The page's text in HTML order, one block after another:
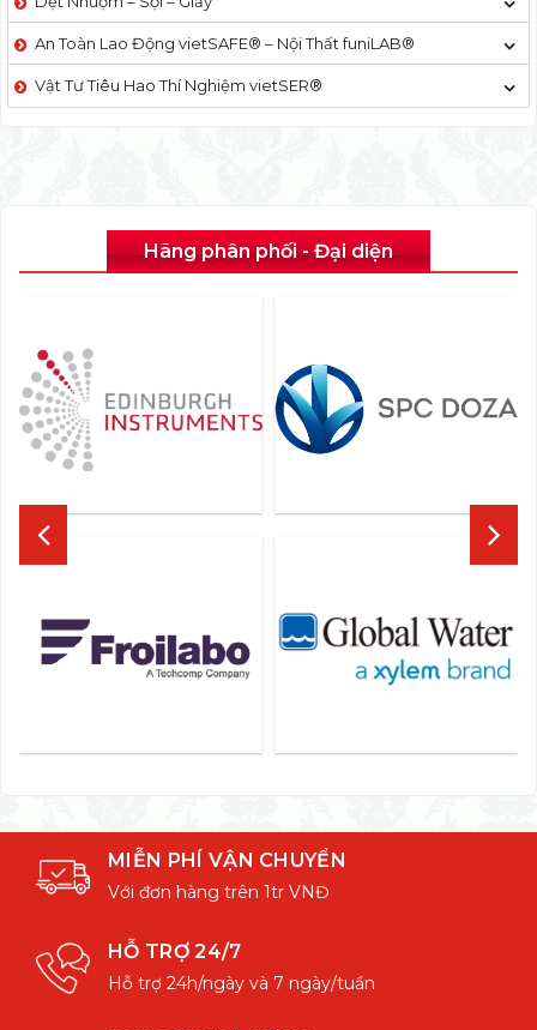
An Toàn Lao Động vietSAFE® – Nội Thất funiLAB®
Vật Tư Tiêu Hao Thí Nghiệm vietSER®
Hãng phân phối - Đại diện
MIỄN PHÍ VẬN CHUYỂN
Với đơn hàng trên 1tr VNĐ
HỖ TRỢ 24/7
Hỗ trợ 24h/ngày và 7 ngày/tuần